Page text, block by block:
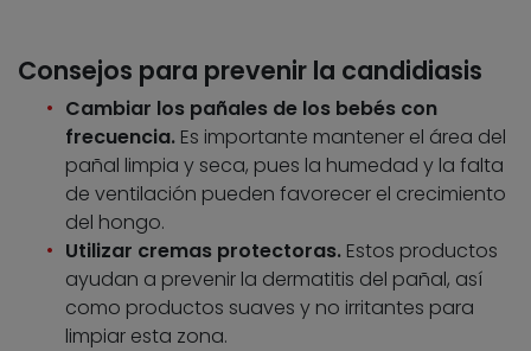
Consejos para prevenir la candidiasis
Cambiar los pañales de los bebés con
frecuencia. Es importante mantener el área del
pañal limpia y seca, pues la humedad y la falta
de ventilación pueden favorecer el crecimiento
del hongo.
Utilizar cremas protectoras. Estos productos
ayudan a prevenir la dermatitis del pañal, así
como productos suaves y no irritantes para
limpiar esta zona.